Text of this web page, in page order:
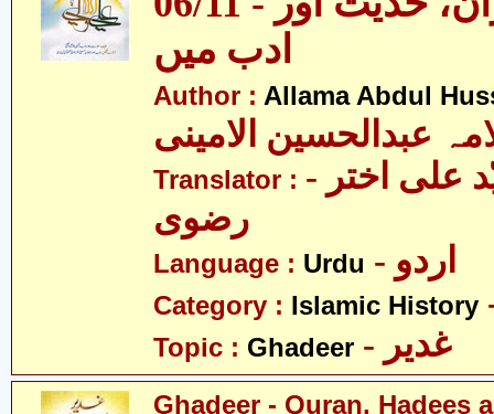
ادب میں
Author : Allama Abdul
عبدالحسین الامینی
Translator : - مولانا سیّد علی اختر
رضوی
Language : Urdu - اردو
Category : Islamic History
Topic : Ghadeer - غدیر
Ghadeer - Quran, Hadees